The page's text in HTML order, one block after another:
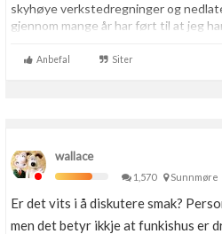
Boligmappa+
skyhøye verkstedregninger og
gjennom mange år har ført til at jeg
Aldri.Anbefal Siter
wallace
1,570
Sunnmøre
Er det vits i å diskutere smak?
men det betyr ikkje at funkishus er